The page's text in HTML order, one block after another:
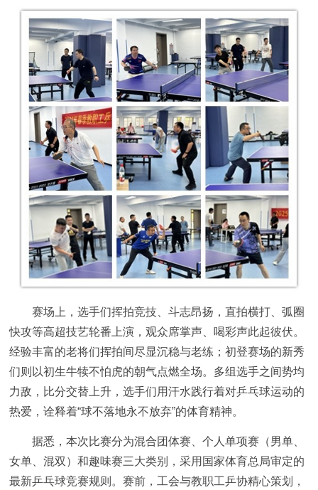
赛场上，选手们挥拍竞技、斗志昂扬，直拍横打、弧圈
快攻等高超技艺轮番上演，观众席掌声、喝彩声此起彼伏。
经验丰富的老将们挥拍间尽显沉稳与老练；初登赛场的新秀
们则以初生牛犊不怕虎的朝气点燃全场。多组选手之间势均
力敌，比分交替上升，选手们用汗水践行着对乒乓球运动的
热爱，诠释着“球不落地永不放弃”的体育精神。
据悉，本次比赛分为混合团体赛、个人单项赛（男单、
女单、混双）和趣味赛三大类别，采用国家体育总局审定的
最新乒乓球竞赛规则。赛前，工会与教职工乒协精心策划，